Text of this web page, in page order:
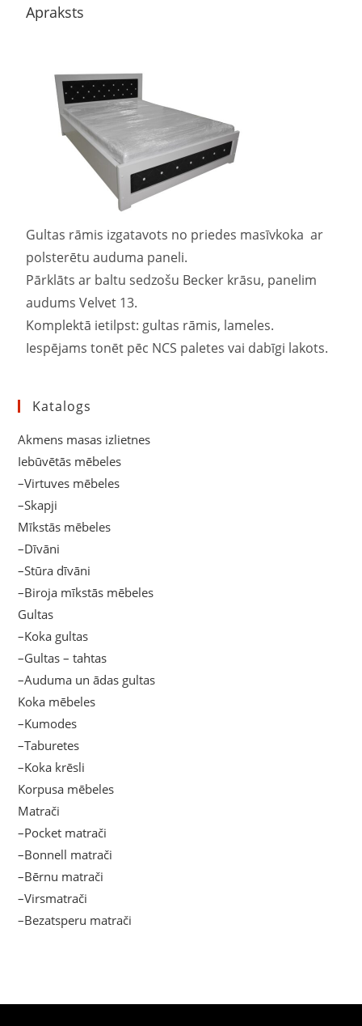
Apraksts
Gultas rāmis izgatavots no priedes masīvkoka ar
polsterētu auduma paneli.
Pārklāts ar baltu sedzošu Becker krāsu, panelim
audums Velvet 13.
Komplektā ietilpst: gultas rāmis, lameles.
Iespējams tonēt pēc NCS paletes vai dabīgi lakots.
Katalogs
Akmens masas izlietnes
Iebūvētās mēbeles
–Virtuves mēbeles
–Skapji
Mīkstās mēbeles
–Dīvāni
–Stūra dīvāni
–Biroja mīkstās mēbeles
Gultas
–Koka gultas
–Gultas – tahtas
–Auduma un ādas gultas
Koka mēbeles
–Kumodes
–Taburetes
–Koka krēsli
Korpusa mēbeles
Matrači
–Pocket matrači
–Bonnell matrači
–Bērnu matrači
–Virsmatrači
–Bezatsperu matrači